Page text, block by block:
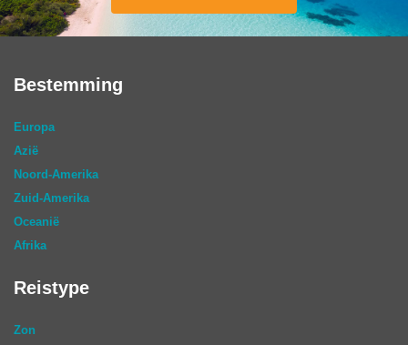
Bestemming
Europa
Azië
Noord-Amerika
Zuid-Amerika
Oceanië
Afrika
Reistype
Zon